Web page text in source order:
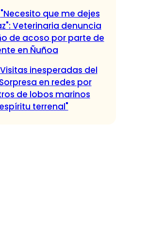
"Necesito que me dejes
Veterinaria denuncia
de acoso por parte de
en Ñuñoa
Visitas inesperadas del
en redes por
de lobos marinos
terrenal"